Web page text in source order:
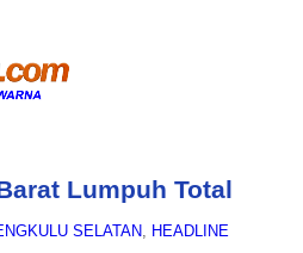
Lumpuh Total
SELATAN, HEADLINE